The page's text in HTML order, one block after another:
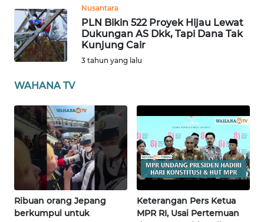
Nusantara
PLN Bikin 522 Proyek Hijau Lewat
Dukungan AS Dkk, Tapi Dana Tak
Kunjung Cair
3 tahun yang lalu
WAHANA TV
Ribuan orang Jepang
berkumpul untuk
Keterangan Pers Ketua
MPR RI, Usai Pertemuan
SERAMBI
WN
JAMBI
WN
WN
NTB
WN
SULTENG